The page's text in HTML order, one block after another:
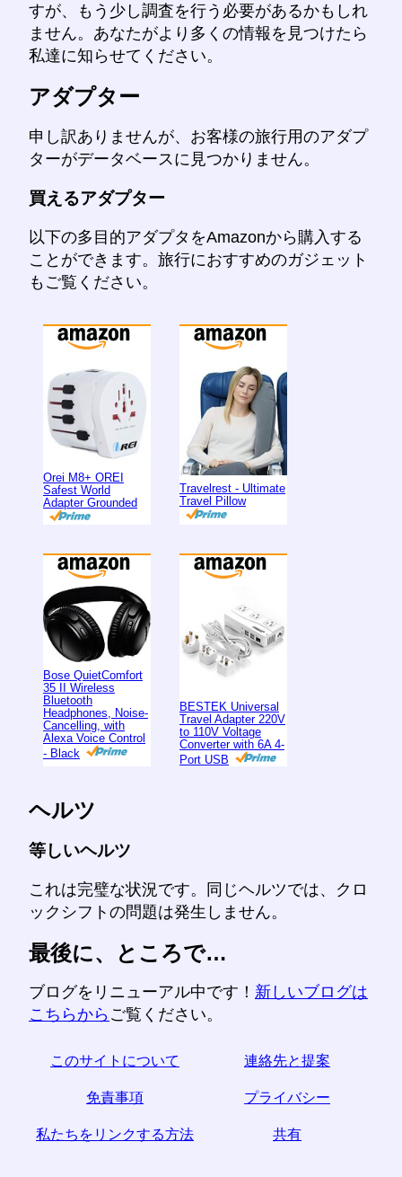
すが、もう少し調査を行う必要があるかもしれ
ません。あなたがより多くの情報を見つけたら
私達に知らせてください。
アダプター
申し訳ありませんが、お客様の旅行用のアダプ
ターがデータベースに見つかりません。
買えるアダプター
以下の多目的アダプタをAmazonから購入する
ことができます。旅行におすすめのガジェット
もご覧ください。
Orei M8+ OREI
Safest World
Adapter Grounded
Travelrest - Ultimate
Travel Pillow
Bose QuietComfort
35 II Wireless
Bluetooth
Headphones, Noise-
Cancelling, with
Alexa Voice Control
- Black
BESTEK Universal
Travel Adapter 220V
to 110V Voltage
Converter with 6A 4-
Port USB
ヘルツ
等しいヘルツ
これは完璧な状況です。同じヘルツでは、クロ
ックシフトの問題は発生しません。
最後に、ところで…
ブログをリニューアル中です！ 新しいブログは
こちらから ご覧ください。
このサイトについて 連絡先と提案
免責事項 プライバシー
私たちをリンクする方法 共有